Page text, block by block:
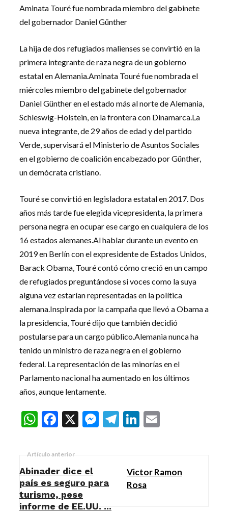
Aminata Touré fue nombrada miembro del gabinete
del gobernador Daniel Günther
La hija de dos refugiados malienses se convirtió en la
primera integrante de raza negra de un gobierno
estatal en Alemania.Aminata Touré fue nombrada el
miércoles miembro del gabinete del gobernador
Daniel Günther en el estado más al norte de Alemania,
Schleswig-Holstein, en la frontera con Dinamarca.La
nueva integrante, de 29 años de edad y del partido
Verde, supervisará el Ministerio de Asuntos Sociales
en el gobierno de coalición encabezado por Günther,
un demócrata cristiano.
Touré se convirtió en legisladora estatal en 2017. Dos
años más tarde fue elegida vicepresidenta, la primera
persona negra en ocupar ese cargo en cualquiera de los
16 estados alemanes.Al hablar durante un evento en
2019 en Berlín con el expresidente de Estados Unidos,
Barack Obama, Touré contó cómo creció en un campo
de refugiados preguntándose si voces como la suya
alguna vez estarían representadas en la política
alemana.Inspirada por la campaña que llevó a Obama a
la presidencia, Touré dijo que también decidió
postularse para un cargo público.Alemania nunca ha
tenido un ministro de raza negra en el gobierno
federal. La representación de las minorías en el
Parlamento nacional ha aumentado en los últimos
años, aunque lentamente.
WhatsApp
Facebook
X Messenger
Telegram
LinkedIn
Artículo anterior
Abinader dice el
país es seguro para
turismo, pese
informe de EE.UU. ...
Victor Ramon
Rosa